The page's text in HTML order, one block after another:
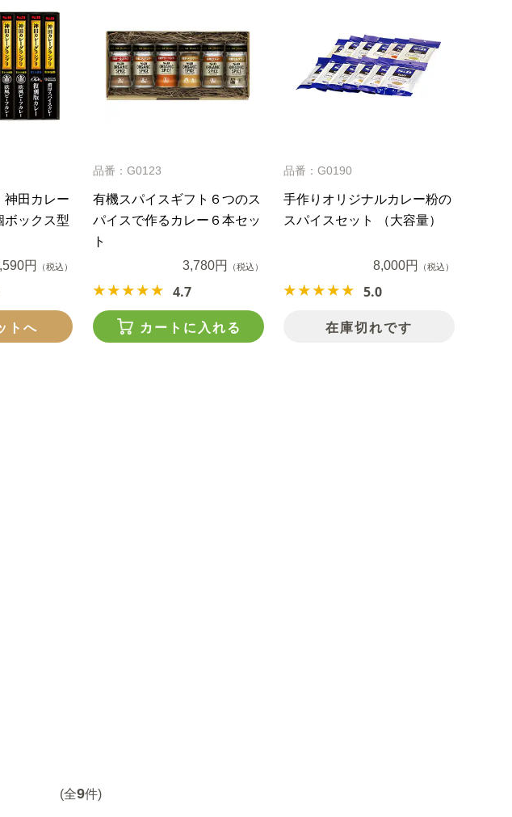
神田カレー
ボックス型
円 （税込）
トへ
品番：G0123
有機スパイスギフト６つのス
パイスで作るカレー６本セッ
ト
3,780円
（税込）
4.7
カートに入れる
品番：G0190
手作りオリジナルカレー粉の
スパイスセット （大容量）
8,000円 （税込）
5.0
在庫切れです
(全9件)